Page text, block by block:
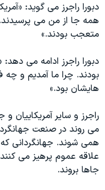
دادگاه حمید نوری
چهل سال گروگان‌گیری
اعتراضات مردمی آبان ۹۸
اسرائیل در جنگ
همایش محافظه‌کاران
صفحه‌های ویژه
سفر پرزیدنت ترامپ به چین
دبورا راجرز می گويد:
همه جا از من می
متعجب بودند.»
دبورا راجرز ادامه می
بودند. چرا ما آمديم و چه
هايشان بود.»
راجرز و ساير آمريکاييان و
می روند در صنعت
همی شوند. جهانگردانی
علاقه عموم پرهيز می
جاها بروند.